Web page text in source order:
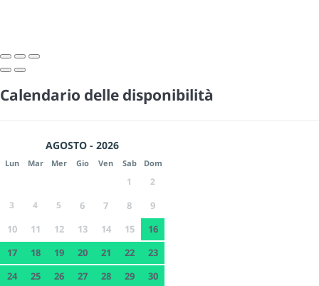
Calendario delle disponibilità
AGOSTO - 2026
Lun Mar Mer Gio Ven Sab Dom
1
2
3
4 5 6 7 8
9
10
11 12 13 14 15
16
17
18 19 20 21 22
23
24
25 26 27 28 29
30